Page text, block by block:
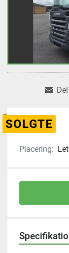
SOLGTE
Placering: